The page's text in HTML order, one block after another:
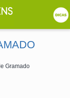
Gramado